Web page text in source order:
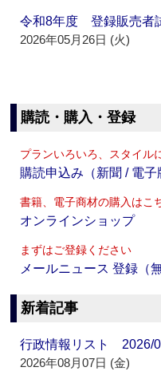
令和8年度 登録販売
2026年05月26日 (火)
購読・購入・登録
プランいろいろ、スタイル
購読申込み（新聞 / 電子
書籍、電子商材の購入はこ
オンラインショップ
まずはご登録ください
メールニュース 登録（無
新着記事
行政情報リスト 2026/
2026年08月07日 (金)